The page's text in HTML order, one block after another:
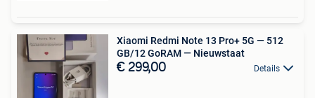
Xiaomi Redmi Note 13 Pro+ 5G — 512
GB/12 GoRAM — Nieuwstaat
€ 299,00 Details